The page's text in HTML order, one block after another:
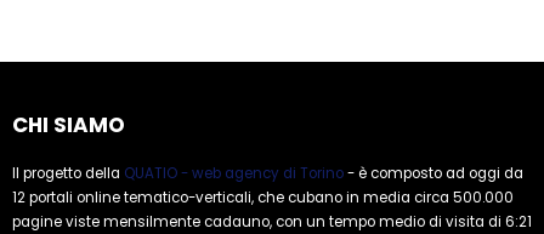
CHI SIAMO
Il progetto della QUATIO - web agency di Torino- è composto ad oggi da
12 portali online tematico-verticali, che cubano in media circa 500.000
pagine viste mensilmente cadauno, con un tempo medio di visita di 6:21